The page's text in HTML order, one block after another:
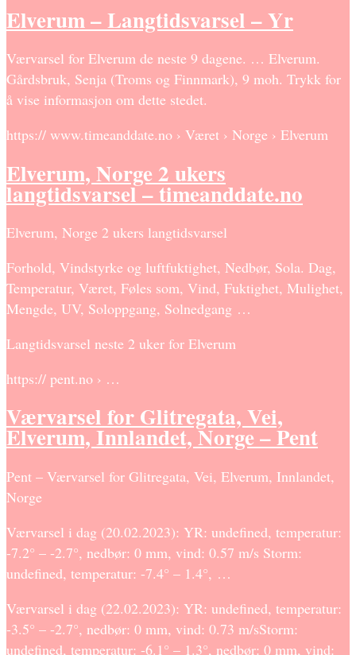
Elverum – Langtidsvarsel – Yr
Værvarsel for Elverum de neste 9 dagene. … Elverum.
Gårdsbruk, Senja (Troms og Finnmark), 9 moh. Trykk for
å vise informasjon om dette stedet.
https:// www.timeanddate.no › Været › Norge › Elverum
Elverum, Norge 2 ukers
langtidsvarsel – timeanddate.no
Elverum, Norge 2 ukers langtidsvarsel
Forhold, Vindstyrke og luftfuktighet, Nedbør, Sola. Dag,
Temperatur, Været, Føles som, Vind, Fuktighet, Mulighet,
Mengde, UV, Soloppgang, Solnedgang …
Langtidsvarsel neste 2 uker for Elverum
https:// pent.no › …
Værvarsel for Glitregata, Vei,
Elverum, Innlandet, Norge – Pent
Pent – Værvarsel for Glitregata, Vei, Elverum, Innlandet,
Norge
Værvarsel i dag (20.02.2023): YR: undefined, temperatur:
-7.2° – -2.7°, nedbør: 0 mm, vind: 0.57 m/s Storm:
undefined, temperatur: -7.4° – 1.4°, …
Værvarsel i dag (22.02.2023): YR: undefined, temperatur:
-3.5° – -2.7°, nedbør: 0 mm, vind: 0.73 m/sStorm:
undefined, temperatur: -6.1° – 1.3°, nedbør: 0 mm, vind: